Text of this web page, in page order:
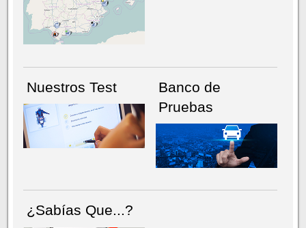
NÚMERO ACTUALHEMEROTECA
Nuestros Test
Banco de
Pruebas
¿Sabías Que...?